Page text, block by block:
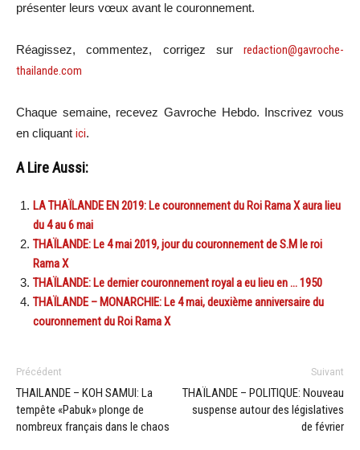
présenter leurs vœux avant le couronnement.
Réagissez, commentez, corrigez sur redaction@gavroche-
thailande.com
Chaque semaine, recevez Gavroche Hebdo. Inscrivez vous
en cliquant ici.
A Lire Aussi:
LA THAÏLANDE EN 2019: Le couronnement du Roi Rama X aura lieu
du 4 au 6 mai
THAÏLANDE: Le 4 mai 2019, jour du couronnement de S.M le roi
Rama X
THAÏLANDE: Le dernier couronnement royal a eu lieu en … 1950
THAÏLANDE – MONARCHIE: Le 4 mai, deuxième anniversaire du
couronnement du Roi Rama X
Précédent
THAILANDE – KOH SAMUI: La
tempête «Pabuk» plonge de
nombreux français dans le chaos
Suivant
THAÏLANDE – POLITIQUE: Nouveau
suspense autour des législatives
de février